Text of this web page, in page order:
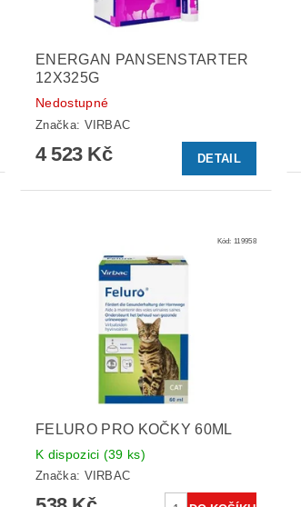
ENERGAN PANSENSTARTER
12X325G
Nedostupné
Značka: VIRBAC
4 523 Kč DETAIL
Kód:119958
FELURO PRO KOČKY 60ML
K dispozici (39 ks)
Značka: VIRBAC